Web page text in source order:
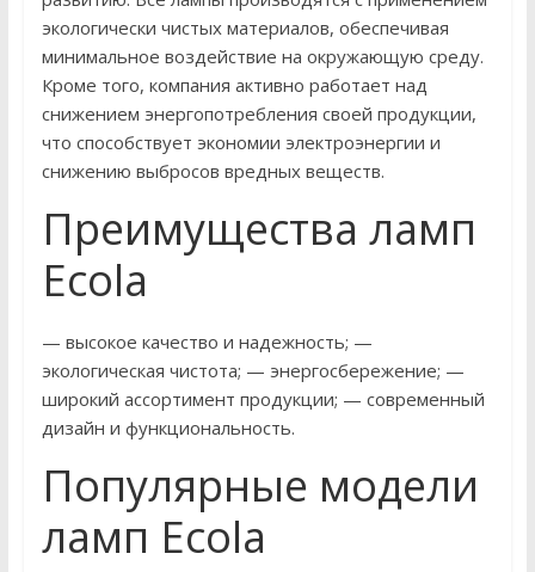
экологически чистых материалов, обеспечивая
минимальное воздействие на окружающую среду.
Кроме того, компания активно работает над
снижением энергопотребления своей продукции,
что способствует экономии электроэнергии и
снижению выбросов вредных веществ.
Преимущества ламп
Ecola
— высокое качество и надежность; —
экологическая чистота; — энергосбережение; —
широкий ассортимент продукции; — современный
дизайн и функциональность.
Популярные модели
ламп Ecola